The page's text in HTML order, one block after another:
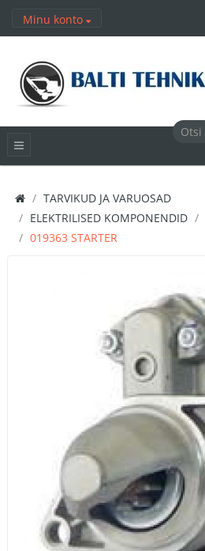
Minu konto
TARVIKUD JA VARUOSAD
ELEKTRILISED KOMPONENDID
019363 STARTER